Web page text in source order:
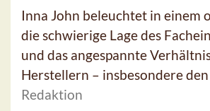
Inna John beleuchtet in einem
die schwierige Lage des
und das angespannte
Herstellern – insbesondere den
Redaktion